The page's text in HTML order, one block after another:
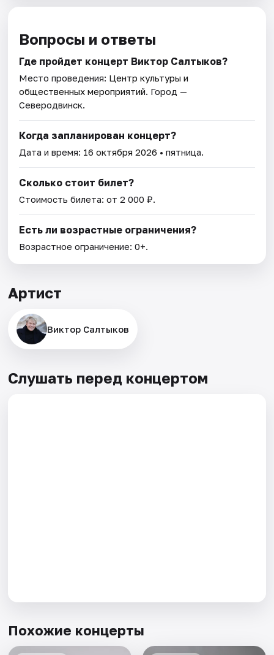
Вопросы и ответы
Где пройдет концерт Виктор Салтыков?
Место проведения: Центр культуры и
общественных мероприятий. Город —
Северодвинск.
Когда запланирован концерт?
Дата и время: 16 октября 2026 • пятница.
Сколько стоит билет?
Стоимость билета: от 2 000 ₽.
Есть ли возрастные ограничения?
Возрастное ограничение: 0+.
Артист
Виктор Салтыков
Слушать перед концертом
Похожие концерты